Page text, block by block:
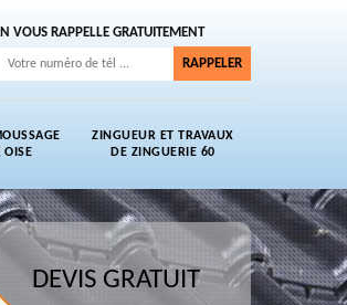
VOUS RAPPELLE GRATUITEMENT
OISE
ZINGUEUR ET TRAVAUX
DE ZINGUERIE 60
DEVIS GRATUIT